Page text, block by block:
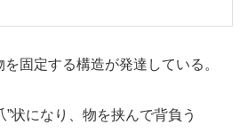
固定する構造が発達している。
”状になり、物を挟んで背負う